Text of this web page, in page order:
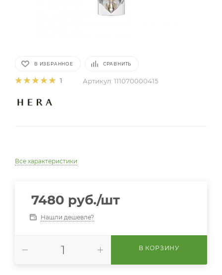
В ИЗБРАННОЕ СРАВНИТЬ
1 Артикул: 111070000415
Все характеристики
7480 руб./шт
Нашли дешевле?
В КОРЗИНУ